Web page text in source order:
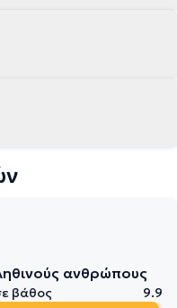
ανθρώπους
βάθος
9.9